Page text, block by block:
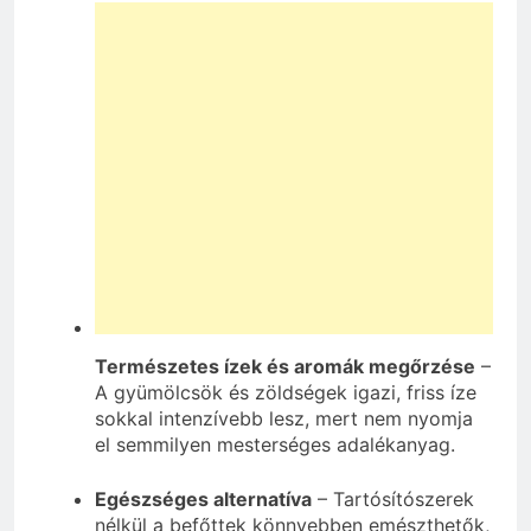
Természetes ízek és aromák megőrzése –
A gyümölcsök és zöldségek igazi, friss íze
sokkal intenzívebb lesz, mert nem nyomja
el semmilyen mesterséges adalékanyag.
Egészséges alternatíva – Tartósítószerek
nélkül a befőttek könnyebben emészthetők,